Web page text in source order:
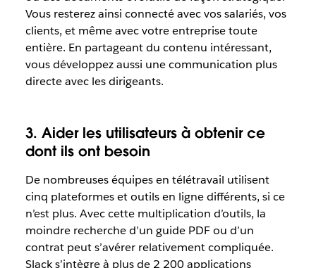
Vous resterez ainsi connecté avec vos salariés, vos
clients, et même avec votre entreprise toute
entière. En partageant du contenu intéressant,
vous développez aussi une communication plus
directe avec les dirigeants.
3. Aider les utilisateurs à obtenir ce
dont ils ont besoin
De nombreuses équipes en télétravail utilisent
cinq plateformes et outils en ligne différents, si ce
n’est plus. Avec cette multiplication d’outils, la
moindre recherche d’un guide PDF ou d’un
contrat peut s’avérer relativement compliquée.
Slack s’intègre à plus de 2 200 applications